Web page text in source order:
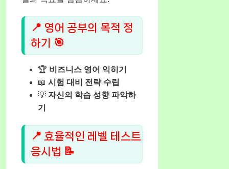
📍 영어 공부의 목적 정
하기 🎯
🏆 비즈니스 영어 익히기
📖 시험 대비 전략 수립
💡 자신의 학습 성향 파악하
기
📍 효율적인 레벨 테스트
응시법 📝